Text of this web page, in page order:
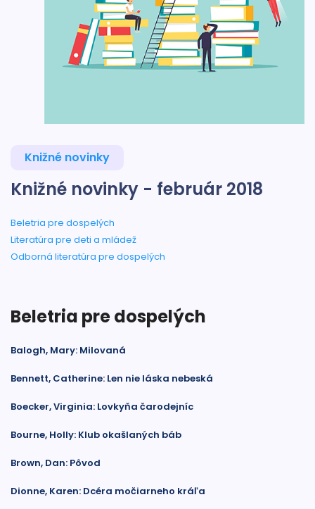
Knižné novinky
Knižné novinky - február 2018
Beletria pre dospelých
Literatúra pre deti a mládež
Odborná literatúra pre dospelých
Beletria pre dospelých
Balogh, Mary: Milovaná
Bennett, Catherine: Len nie láska nebeská
Boecker, Virginia: Lovkyňa čarodejníc
Bourne, Holly: Klub okašlaných báb
Brown, Dan: Pôvod
Dionne, Karen: Dcéra močiarneho kráľa